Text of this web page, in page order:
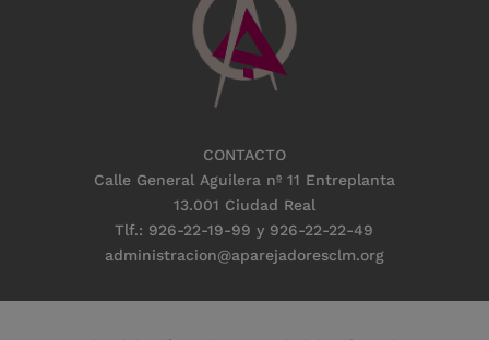
CONTACTO
Calle General Aguilera nº 11 Entreplanta
13.001 Ciudad Real
Tlf.: 926-22-19-99 y 926-22-22-49
administracion@aparejadoresclm.org